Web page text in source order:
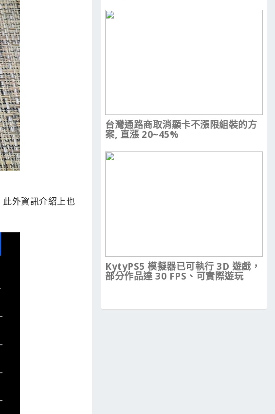
外資訊介紹上也
台灣通路商取消顯卡不漲限組裝的方
案, 直漲 20~45%
KytyPS5 模擬器已可執行 3D 遊戲，
部分作品達 30 FPS、可實際遊玩